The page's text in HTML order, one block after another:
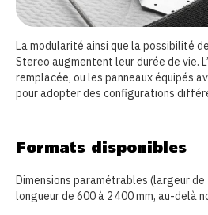
La modularité ainsi que la possibilité
Stereo augmentent leur durée de vie.
remplacée, ou les panneaux équipés
pour adopter des configurations
Formats disponibles
Dimensions paramétrables (largeur de
longueur de 600 à 2 400 mm, au-delà